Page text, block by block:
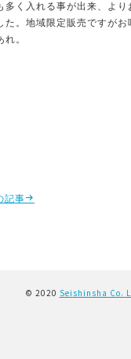
多く入れる事が出来、より
た。地域限定販売ですがお
。
記事
© 2020 Seishinsha Co.